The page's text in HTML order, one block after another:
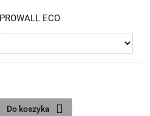
PROWALL ECO
Do koszyka